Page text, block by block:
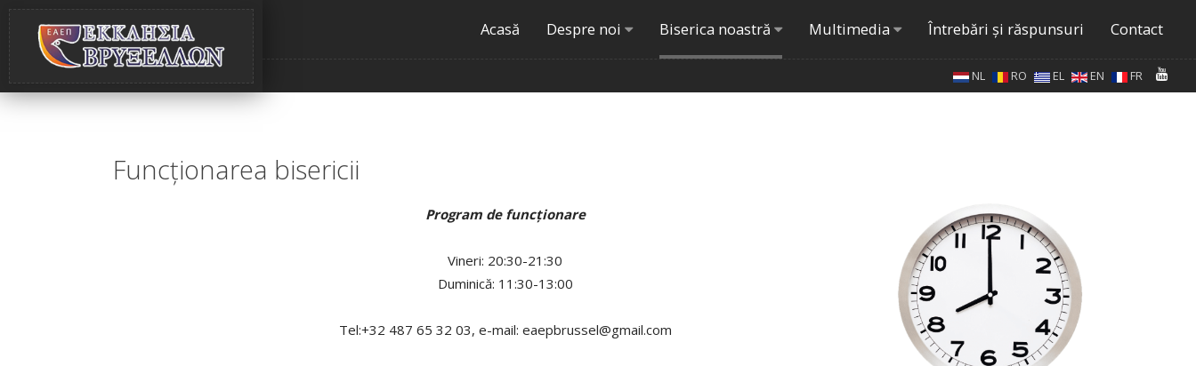
Acasă Despre noi Biserica noastră Multimedia Întrebări şi răspunsuri Contact
NL RO EL EN FR
Funcţionarea bisericii
Program de funcţionare
Vineri: 20:30-21:30
Duminică: 11:30-13:00
Tel:+32 487 65 32 03, e-mail: eaepbrussel@gmail.com